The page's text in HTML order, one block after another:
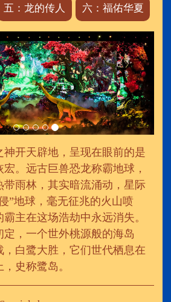
五：龙的传人 六：福佑华夏
神开天辟地，呈现在眼前的是
。远古巨兽恐龙称霸地球，
带雨林，其实暗流涌动，星际
”地球，毫无征兆的火山喷
主在这场浩劫中永远消失。
，一个世外桃源般的海岛
，白鹭大胜，它们世代栖息在
史称鹭岛。